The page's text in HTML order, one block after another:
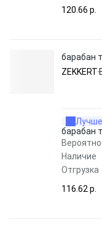
120.66 p.
барабан
ZEKKERT
барабан
Наличие
Отгрузка
116.62 p.